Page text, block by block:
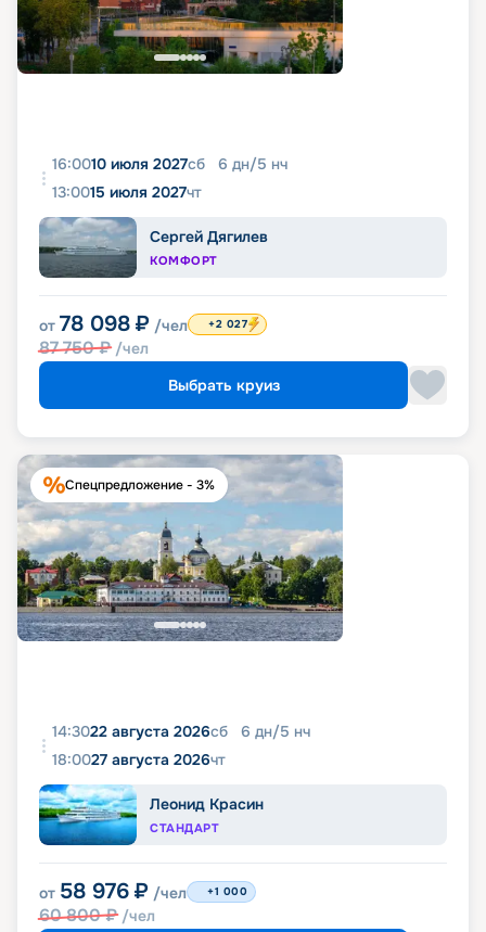
16:0010 июля 2027сб 6 дн/5 нч
13:0015 июля 2027чт
Сергей Дягилев
КОМФОРТ
от 78 098 ₽ /чел
87 750₽ /чел
+2 027
Выбрать круиз
Спецпредложение - 3%
14:3022 августа 2026сб 6 дн/5 нч
18:0027 августа 2026чт
Леонид Красин
СТАНДАРТ
от 58 976 ₽ /чел
60 800₽ /чел
+1 000